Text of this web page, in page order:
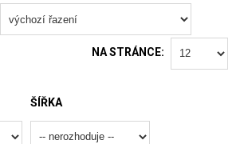
NA STRÁNCE:
ŠÍŘKA